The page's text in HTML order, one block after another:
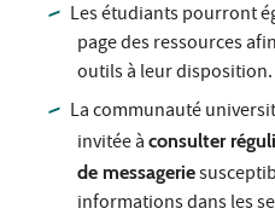
Les étudiants pourront
page des ressources
outils à leur disposition.
La communauté
invitée à consulter
de messagerie
informations dans les